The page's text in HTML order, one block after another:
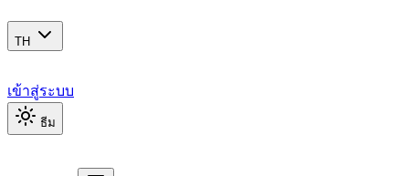
TH
เข้าสู่ระบบ
ธีม